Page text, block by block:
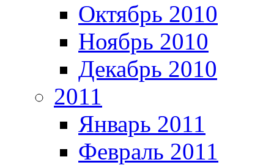
Октябрь 2010
Ноябрь 2010
Декабрь 2010
2011
Январь 2011
Февраль 2011